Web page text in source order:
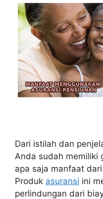
Dari istilah dan
Anda sudah memiliki
apa saja manfaat
Produk asuransi ini
perlindungan dari